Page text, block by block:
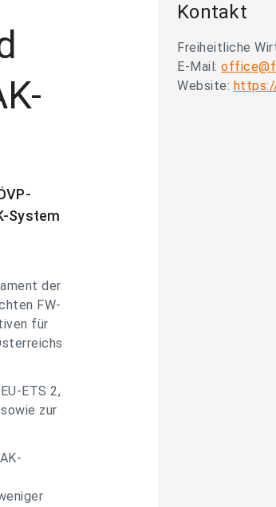
System
der
FW-
für
ETS 2,
zur
Kontakt
Freiheitliche
E-Mail:
Website: